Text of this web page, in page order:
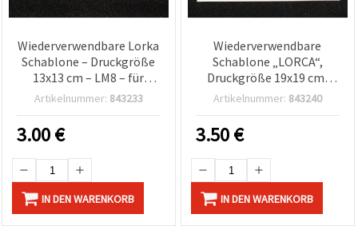
Wiederverwendbare Lorka
Schablone – Druckgröße
13x13 cm – LM8 – für
präzises Malen,
Artikelnummer: 843233
3.00€
IN DEN WARENKORB
Wiederverwendbare
Schablone „LORCA“,
Druckgröße 19x19 cm,
Design LM14
Artikelnummer: 843240
3.50€
IN DEN WARENKORB